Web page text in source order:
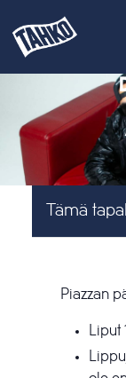
Tämä
Piazzan
Liput